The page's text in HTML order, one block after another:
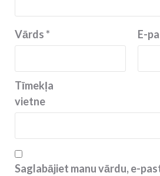
Vārds* E-
Tīmekļa
vietne
Saglabājiet manu vārdu, e-